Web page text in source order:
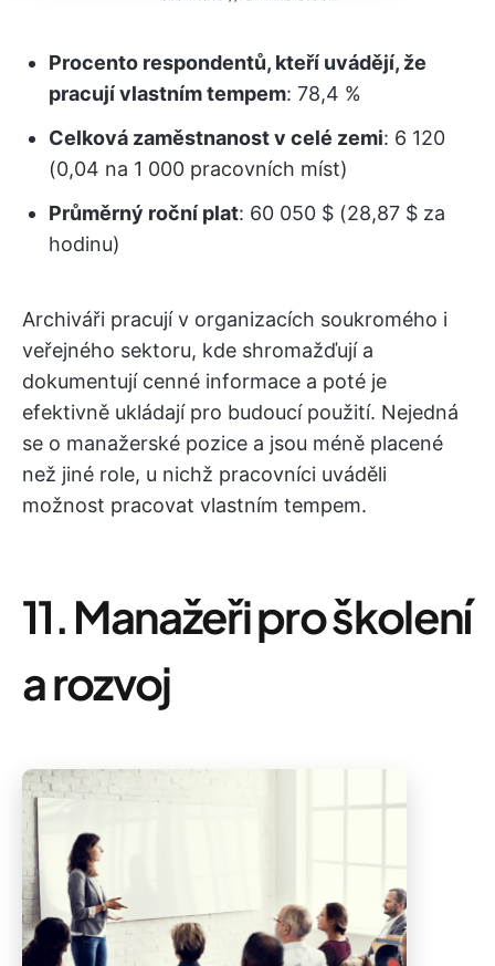
Procento respondentů, kteří uvádějí, že
pracují vlastním tempem: 78,4 %
Celková zaměstnanost v celé zemi: 6 120
(0,04 na 1 000 pracovních míst)
Průměrný roční plat: 60 050 $ (28,87 $ za
hodinu)
Archiváři pracují v organizacích soukromého i
veřejného sektoru, kde shromažďují a
dokumentují cenné informace a poté je
efektivně ukládají pro budoucí použití. Nejedná
se o manažerské pozice a jsou méně placené
než jiné role, u nichž pracovníci uváděli
možnost pracovat vlastním tempem.
11. Manažeři pro školení
a rozvoj